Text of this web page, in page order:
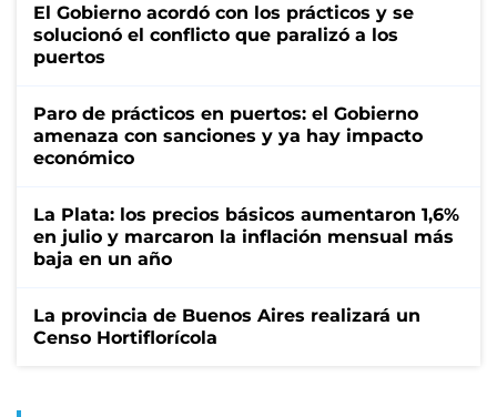
El Gobierno acordó con los prácticos y se
solucionó el conflicto que paralizó a los
puertos
Paro de prácticos en puertos: el Gobierno
amenaza con sanciones y ya hay impacto
económico
La Plata: los precios básicos aumentaron 1,6%
en julio y marcaron la inflación mensual más
baja en un año
La provincia de Buenos Aires realizará un
Censo Hortiflorícola